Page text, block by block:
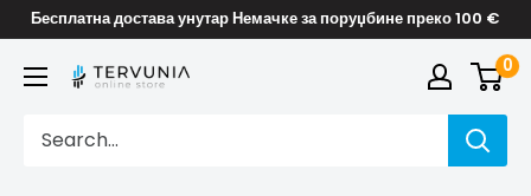
Skip
content
Бесплатна достава унутар Немачке за поруџбине преко 100 €
TERVUNIA
Stores
0